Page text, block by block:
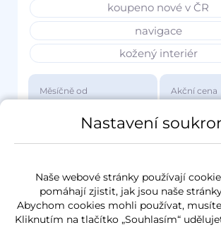
koupeno nové v ČR
navigace
kožený interiér
Měsíčně od
3 417 Kč
Akční cena
1 149
Nastavení
Naše webové stránky používají
pomáhají zjistit, jak jsou naše
Abychom cookies mohli používat,
Kliknutím na tlačítko „Souhlasím“